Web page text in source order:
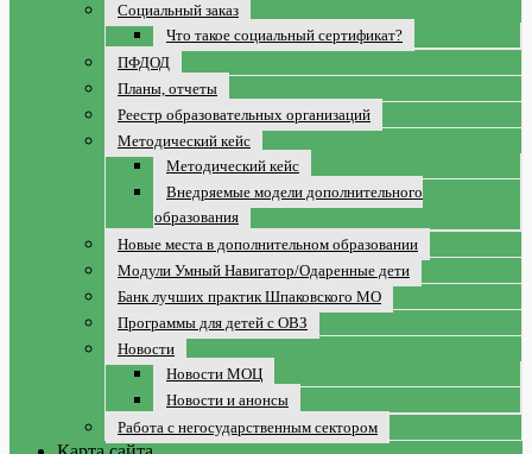
Социальный заказ
Что такое социальный сертификат?
ПФДОД
Планы, отчеты
Реестр образовательных организаций
Методический кейс
Методический кейс
Внедряемые модели дополнительного
образования
Новые места в дополнительном образовании
Модули Умный Навигатор/Одаренные дети
Банк лучших практик Шпаковского МО
Программы для детей с ОВЗ
Новости
Новости МОЦ
Новости и анонсы
Работа с негосударственным сектором